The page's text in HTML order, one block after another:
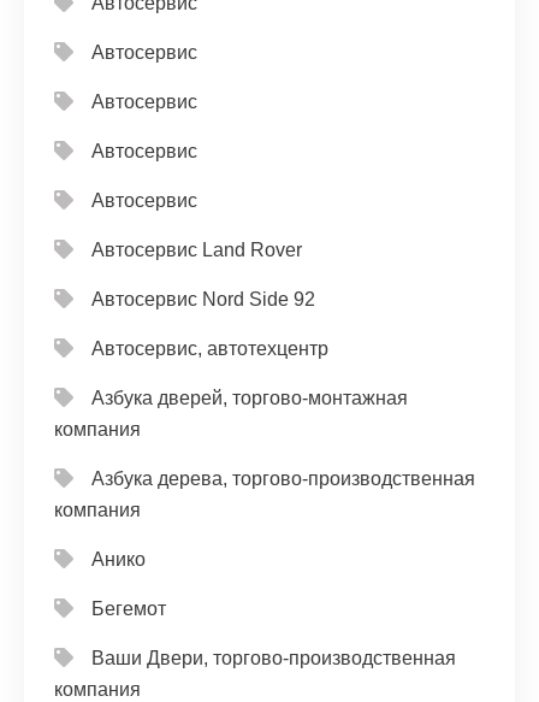
Автосервис
Автосервис
Автосервис
Автосервис
Автосервис Land Rover
Автосервис Nord Side 92
Автосервис, автотехцентр
Азбука дверей, торгово-монтажная
компания
Азбука дерева, торгово-производственная
компания
Анико
Бегемот
Ваши Двери, торгово-производственная
компания